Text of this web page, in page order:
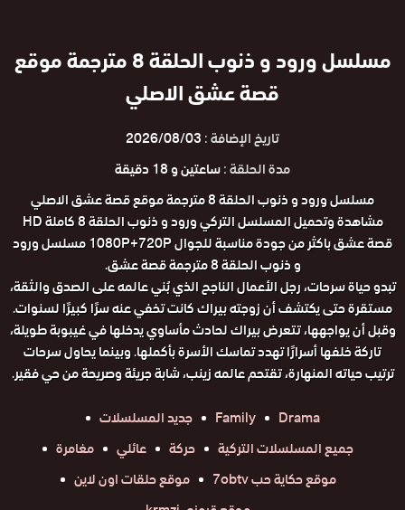
مسلسل ورود و ذنوب الحلقة 8 مترجمة موقع
قصة عشق الاصلي
تاريخ الإضافة :2026/08/03
مدة الحلقة :ساعتين و 18 دقيقة
مسلسل ورود و ذنوب الحلقة 8 مترجمة موقع قصة عشق الاصلي
مشاهدة وتحميل المسلسل التركي ورود و ذنوب الحلقة 8 كاملة HD
قصة عشق باكثر من جودة مناسبة للجوال 1080P+720P مسلسل ورود
و ذنوب الحلقة 8 مترجمة قصة عشق.
تبدو حياة سرحات، رجل الأعمال الناجح الذي بُني عالمه على الصدق والثقة،
مستقرة حتى يكتشف أن زوجته بيراك كانت تخفي عنه سرًا كبيرًا لسنوات.
وقبل أن يواجهها، تتعرض بيراك لحادث مأساوي يدخلها في غيبوبة طويلة،
تاركة خلفها أسرارًا تهدد تماسك الأسرة بأكملها. وبينما يحاول سرحات
ترتيب حياته المنهارة، تقتحم عالمه زينب، شابة جريئة وصريحة من حي فقير.
Drama
Family
جديد المسلسلات
جميع المسلسلات التركية
حركة عائلي
مغامرة
موقع حكاية حب 7obtv
موقع حلقات اون لاين